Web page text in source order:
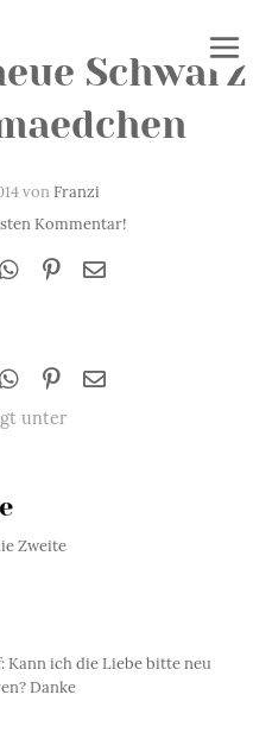
Schwarz
vonFranzi
Kommentar!
unter
Zweite
Kann ich die Liebe bitte neu
Danke